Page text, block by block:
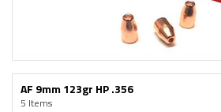
AF 9mm 123gr HP .356
5 Items